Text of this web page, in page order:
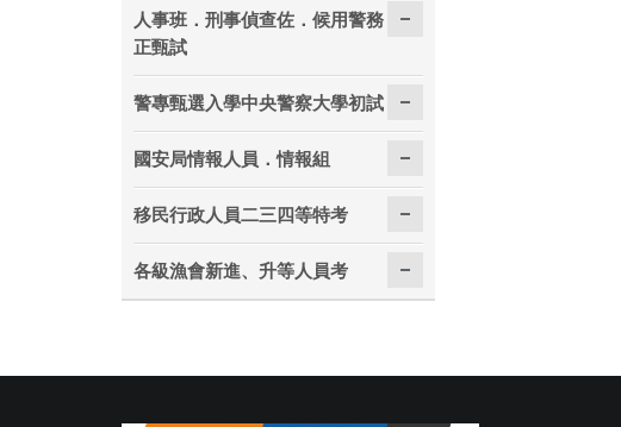
人事班．刑事偵查佐．候用警務
正甄試
警專甄選入學中央警察大學初試
國安局情報人員．情報組
移民行政人員二三四等特考
各級漁會新進、升等人員考